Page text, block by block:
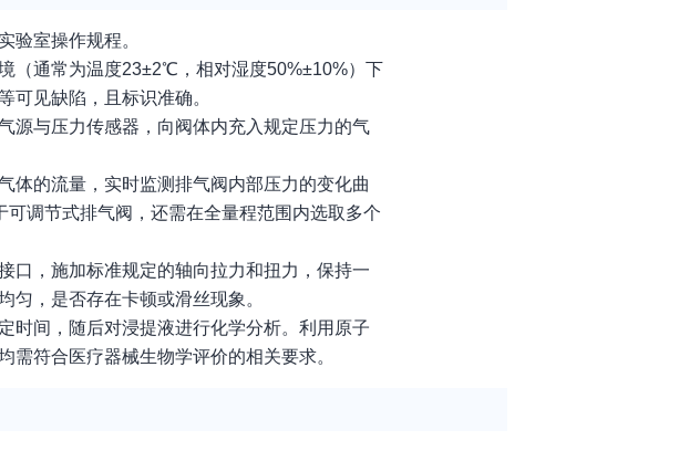
验室操作规程。
（通常为温度23±2℃，相对湿度50%±10%）下
可见缺陷，且标识准确。
源与压力传感器，向阀体内充入规定压力的气
体的流量，实时监测排气阀内部压力的变化曲
调节式排气阀，还需在全量程范围内选取多个
口，施加标准规定的轴向拉力和扭力，保持一
，是否存在卡顿或滑丝现象。
时间，随后对浸提液进行化学分析。利用原子
符合医疗器械生物学评价的相关要求。